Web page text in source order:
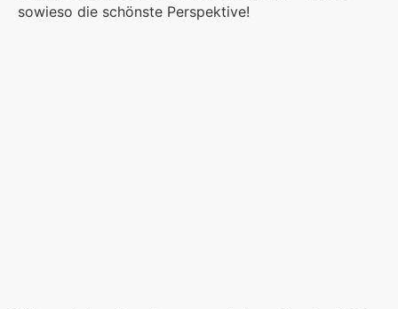
sowieso die schönste Perspektive!